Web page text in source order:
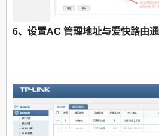
6、设置AC 管理地址与爱快路由